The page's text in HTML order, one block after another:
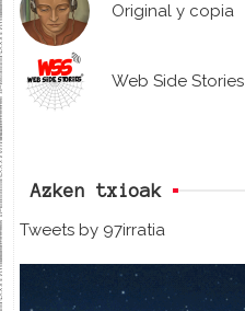
Original y copia
Web Side Stories
Azken txioak
Tweets by 97irratia